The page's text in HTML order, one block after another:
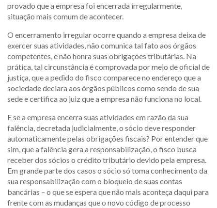
provado que a empresa foi encerrada irregularmente,
situação mais comum de acontecer.
O encerramento irregular ocorre quando a empresa deixa de
exercer suas atividades, não comunica tal fato aos órgãos
competentes, e não honra suas obrigações tributárias. Na
prática, tal circunstância é comprovada por meio de oficial de
justiça, que a pedido do fisco comparece no endereço que a
sociedade declara aos órgãos públicos como sendo de sua
sede e certifica ao juiz que a empresa não funciona no local.
E se a empresa encerra suas atividades em razão da sua
falência, decretada judicialmente, o sócio deve responder
automaticamente pelas obrigações fiscais? Por entender que
sim, que a falência gera a responsabilização, o fisco busca
receber dos sócios o crédito tributário devido pela empresa.
Em grande parte dos casos o sócio só toma conhecimento da
sua responsabilização com o bloqueio de suas contas
bancárias – o que se espera que não mais aconteça daqui para
frente com as mudanças que o novo código de processo